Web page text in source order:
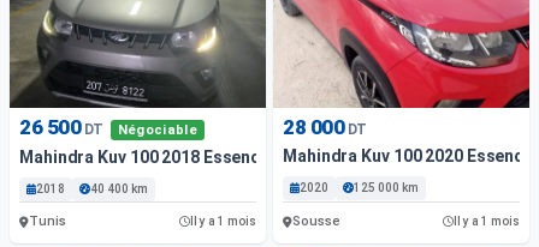
26 500 DT Négociable
Mahindra Kuv 100 2018 Essence 40 400 Km Tunis
2018 40 400 km
Tunis Il y a 1 mois
28 000 DT
Mahindra Kuv 100 2020
2020 125 000 km
Sousse Il y a 1 mois